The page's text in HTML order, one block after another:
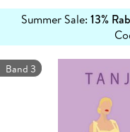
Summer Sale: 13%
erfahren
Band 3